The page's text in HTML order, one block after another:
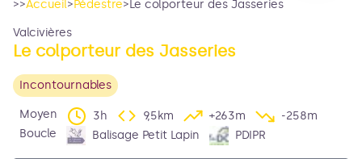
>>Accueil>Pédestre>Le colporteur des Jasseries
Valcivières
Le colporteur des Jasseries
Incontournables
Moyen 3h 9,5km +263m
-258m
Boucle
Balisage Petit Lapin PDIPR